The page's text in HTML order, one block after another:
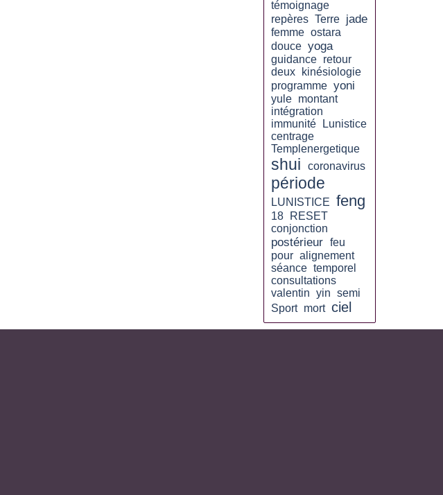
témoignage
repères Terre jade
femme ostara
douce yoga
guidance retour
deux
kinésiologie
programme yoni
yule montant
intégration
immunité
Lunistice
centrage
Templenergetique
shui coronavirus
période
LUNISTICE feng
18
RESET
conjonction
postérieur feu
pour alignement
séance temporel
consultations
valentin yin semi
Sport mort ciel